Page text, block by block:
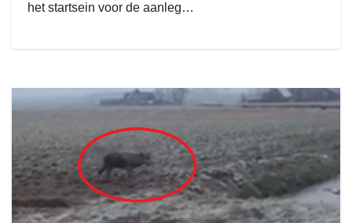
het startsein voor de aanleg…